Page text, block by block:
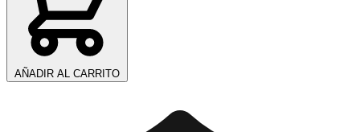
AÑADIR AL CARRITO